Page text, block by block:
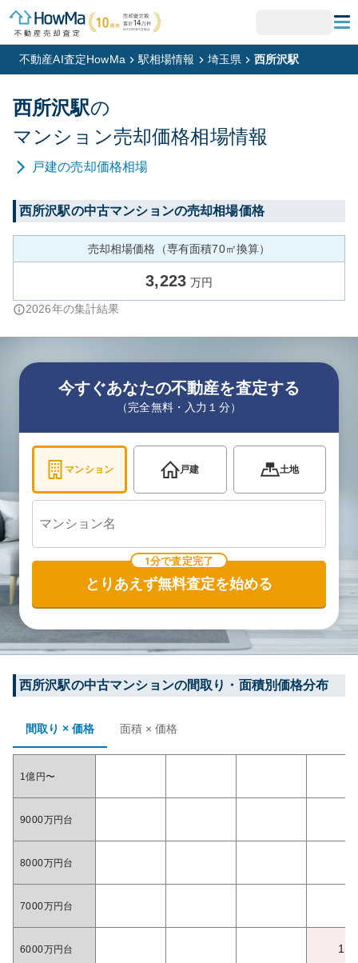
不動産AI査定HowMa 駅相場情報 埼玉県 西所沢駅
西所沢駅の
マンション売却価格相場情報
戸建の売却価格相場
西所沢駅の中古マンションの売却相場価格
売却相場価格（専有面積70㎡換算）
3,223 万円
2026年の集計結果
今すぐあなたの不動産を査定する
（完全無料・入力１分）
マンション 戸建 土地
1分で査定完了
とりあえず無料査定を始める
西所沢駅の中古マンションの間取り・面積別価格分布
間取り × 価格 面積 × 価格
1億円〜
9000万円台
8000万円台
7000万円台
6000万円台 1